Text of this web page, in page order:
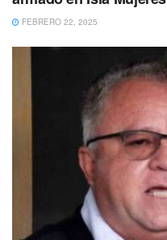
FEBRERO 22, 2025